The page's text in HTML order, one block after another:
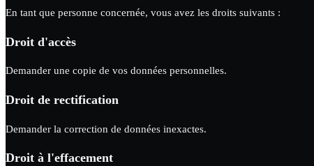
En tant que personne concernée, vous avez les droits suivants :
Droit d'accès
Demander une copie de vos données personnelles.
Droit de rectification
Demander la correction de données inexactes.
Droit à l'effacement